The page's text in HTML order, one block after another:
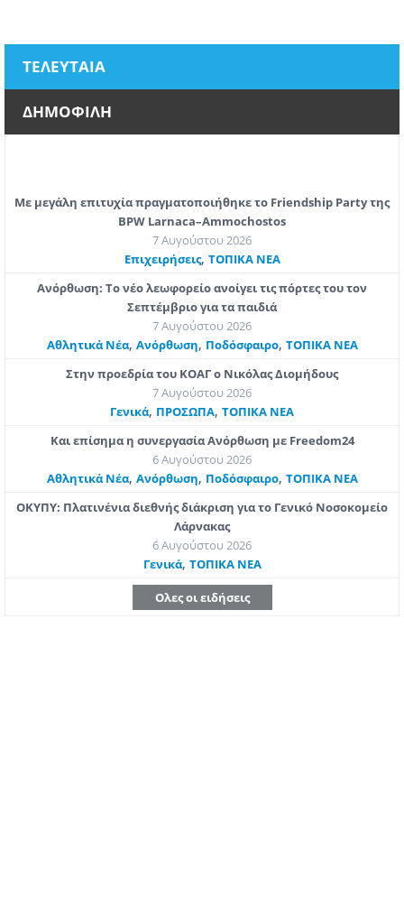
ΤΕΛΕΥΤΑΙΑ
ΔΗΜΟΦΙΛΗ
Με μεγάλη επιτυχία πραγματοποιήθηκε το Friendship Party της
BPW Larnaca–Ammochostos
7 Αυγούστου 2026
Επιχειρήσεις, ΤΟΠΙΚΑ ΝΕΑ
Ανόρθωση: Το νέο λεωφορείο ανοίγει τις πόρτες του τον
Σεπτέμβριο για τα παιδιά
7 Αυγούστου 2026
Αθλητικά Νέα, Ανόρθωση, Ποδόσφαιρο, ΤΟΠΙΚΑ ΝΕΑ
Στην προεδρία του ΚΟΑΓ ο Νικόλας Διομήδους
7 Αυγούστου 2026
Γενικά, ΠΡΟΣΩΠΑ, ΤΟΠΙΚΑ ΝΕΑ
Και επίσημα η συνεργασία Ανόρθωση με Freedom24
6 Αυγούστου 2026
Αθλητικά Νέα, Ανόρθωση, Ποδόσφαιρο, ΤΟΠΙΚΑ ΝΕΑ
ΟΚΥΠΥ: Πλατινένια διεθνής διάκριση για το Γενικό Νοσοκομείο
Λάρνακας
6 Αυγούστου 2026
Γενικά, ΤΟΠΙΚΑ ΝΕΑ
Ολες οι ειδήσεις